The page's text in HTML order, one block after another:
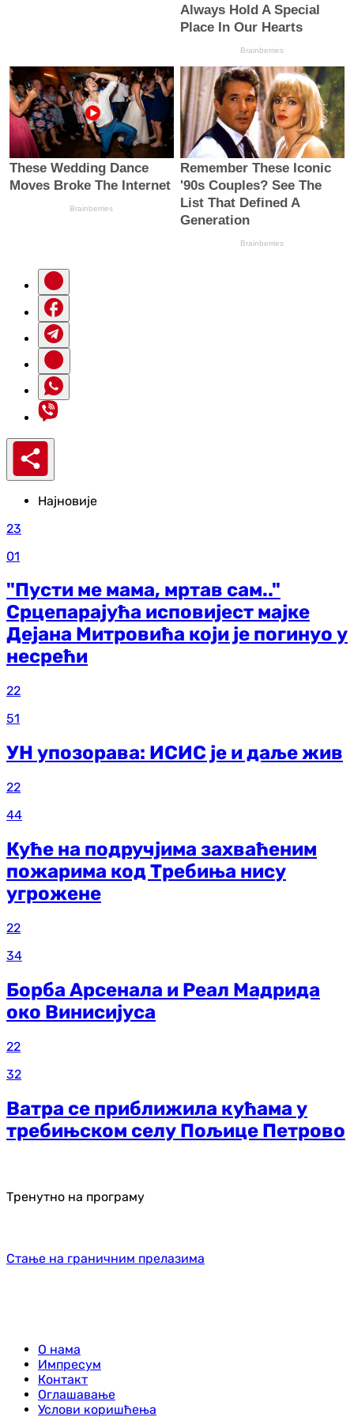
Најновије
23
01
"Пусти ме мама, мртав сам.."
Срцепарајућа исповијест мајке
Дејана Митровића који је погинуо у
несрећи
22
51
УН упозорава: ИСИС је и даље жив
22
44
Куће на подручјима захваћеним
пожарима код Требиња нису
угрожене
22
34
Борба Арсенала и Реал Мадрида
око Винисијуса
22
32
Ватра се приближила кућама у
требињском селу Пољице Петрово
Тренутно на програму
Стање на граничним прелазима
О нама
Импресум
Контакт
Оглашавање
Услови коришћења